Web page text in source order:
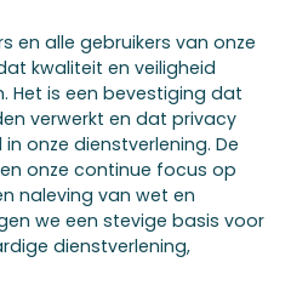
en alle gebruikers van onze
kwaliteit en veiligheid
Het is een bevestiging dat
verwerkt en dat privacy
onze dienstverlening. De
onze continue focus op
naleving van wet en
we een stevige basis voor
dienstverlening,